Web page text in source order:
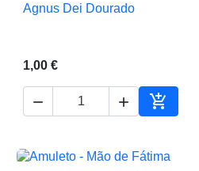
 Vista rápida
Agnus Dei Dourado
1,00 €
  